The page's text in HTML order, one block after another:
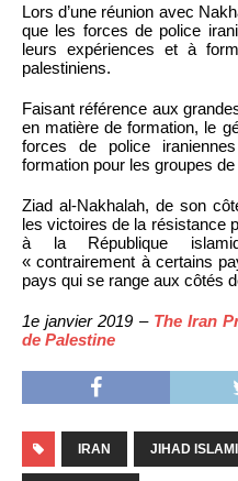
Lors d’une réunion avec
que les forces de police
leurs expériences et à
palestiniens.
Faisant référence aux
en matière de formation, le
forces de police
formation pour les groupes
Ziad al-Nakhalah, de son
les victoires de la résistance
à la République
« contrairement à certains
pays qui se range aux côtés
1e janvier 2019 – The Iran
de Palestine
IRAN JIHAD